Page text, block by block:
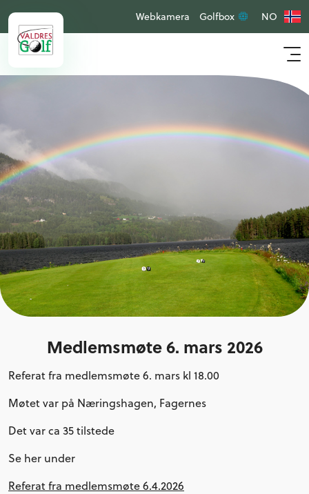
Webkamera Golfbox NO
Medlemsmøte 6. mars 2026
Referat fra medlemsmøte 6. mars kl 18.00
Møtet var på Næringshagen, Fagernes
Det var ca 35 tilstede
Se her under
Referat fra medlemsmøte 6.4.2026